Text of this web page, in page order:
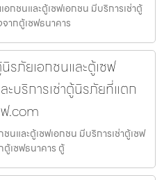
กชนและตู้เซฟเอกชน มีบริการเช่าตู้
ากตู้เซฟธนาคาร
ภัยเอกชนและตู้เซฟ
ะบริการเช่าตู้นิรภัยที่แตก
.com
และตู้เซฟเอกชน มีบริการเช่าตู้เซฟ
ตู้เซฟธนาคาร ตู้